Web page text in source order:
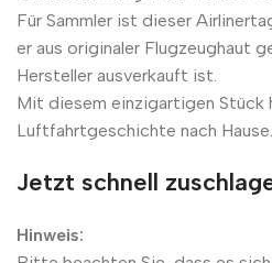
Für Sammler ist dieser
er aus originaler Flugzeughaut
Hersteller ausverkauft ist.
Mit diesem einzigartigen Stück
Luftfahrtgeschichte nach Hause.
Jetzt schnell
Hinweis: